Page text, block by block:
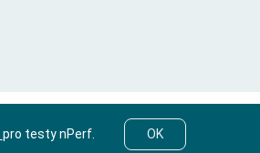
pro testy nPerf. OK